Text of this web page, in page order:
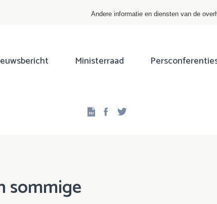
Andere informatie en diensten van de
Ministerraad
Facebook
sommige